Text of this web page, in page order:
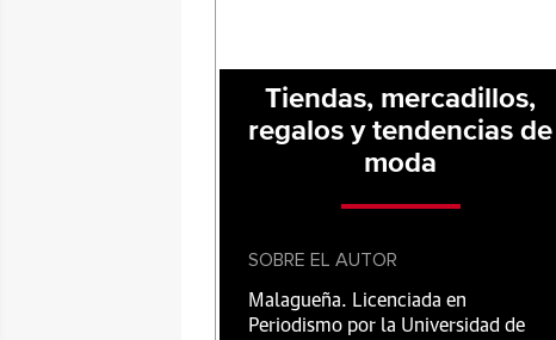
Tiendas, mercadillos,
regalos y tendencias de
moda
SOBRE EL AUTOR
Malagueña. Licenciada en
Periodismo por la Universidad de